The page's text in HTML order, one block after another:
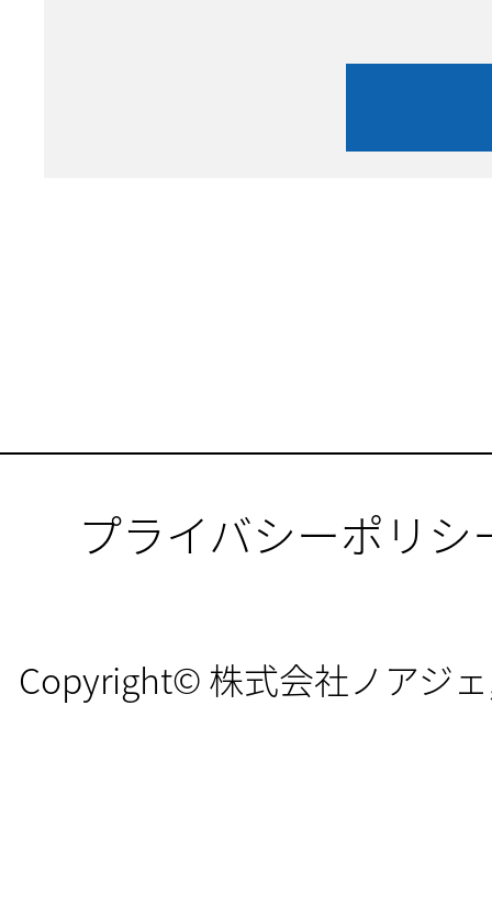
プライバシーポリシ
Copyright© 株式会社ノアジ